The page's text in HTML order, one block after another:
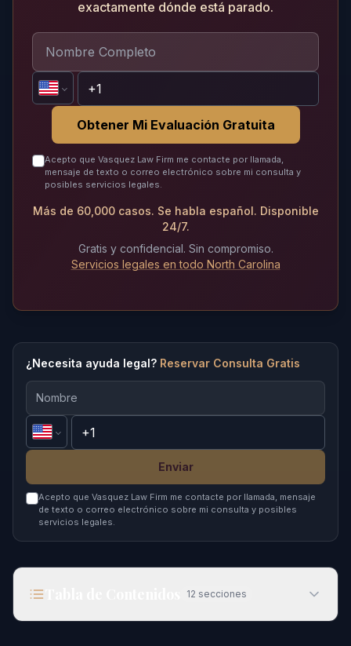
exactamente dónde está parado.
Obtener Mi Evaluación Gratuita
Acepto que Vasquez Law Firm me contacte por llamada,
mensaje de texto o correo electrónico sobre mi consulta y
posibles servicios legales.
Más de 60,000 casos. Se habla español. Disponible
24/7.
Gratis y confidencial. Sin compromiso.
Servicios legales en todo North Carolina
¿Necesita ayuda legal? Reservar Consulta Gratis
Enviar
Acepto que Vasquez Law Firm me contacte por llamada, mensaje
de texto o correo electrónico sobre mi consulta y posibles
servicios legales.
12 secciones